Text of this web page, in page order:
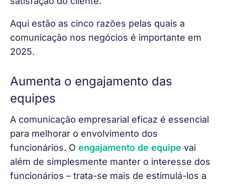
Aqui estão as cinco razões pelas quais a
comunicação nos negócios é importante em
2025.
Aumenta o engajamento das
equipes
A comunicação empresarial eficaz é essencial
para melhorar o envolvimento dos
funcionários. O engajamento de equipe vai
além de simplesmente manter o interesse dos
funcionários – trata-se mais de estimulá-los a